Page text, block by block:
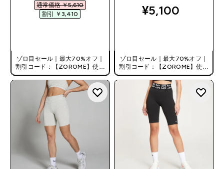
通常価格 ￥5,610‎
割引 ￥3,410‎
ゾロ目セール｜最大70%オフ｜
割引コード：【ZOROME】使用
で追加10%オフ！
¥5,100‎
ゾロ目セール｜最大70%オフ｜
割引コード：【ZOROME】使用
で追加10%オフ！